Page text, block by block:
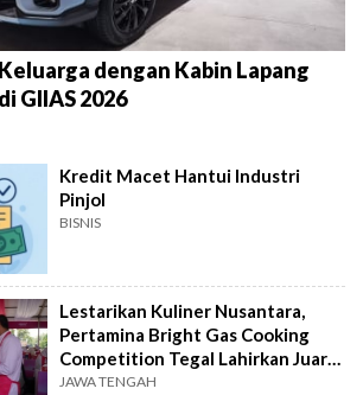
dengan Kabin Lapang
GIIAS 2026
Kredit Macet Hantui Industri
Pinjol
BISNIS
Lestarikan Kuliner Nusantara,
Pertamina Bright Gas Cooking
Competition Tegal Lahirkan Juara
Baru
JAWA TENGAH